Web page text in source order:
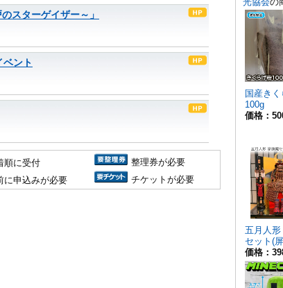
スターゲイザー～」
ベント
順に受付
整理券が必要
に申込みが必要 チケットが必要